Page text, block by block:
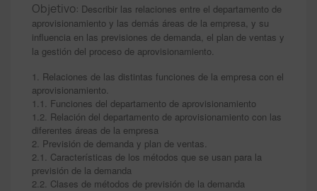
Objetivo: Describir las relaciones entre el departamento de
aprovisionamiento y las demás áreas de la empresa, y su
influencia en las previsiones de demanda, el plan de ventas y
la gestión del proceso de aprovisionamiento.
1. Relaciones de las distintas funciones de la empresa con el
aprovisionamiento.
1.1. Funciones del departamento de aprovisionamiento
1.2. Relación del departamento de aprovisionamiento con las
diferentes áreas de la empresa
2. Previsión de demanda y plan de ventas.
2.1. Características de los métodos que se usan para la
previsión de la demanda
2.2. Clases de métodos de previsión de la demanda